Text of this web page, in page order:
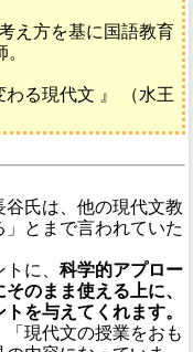
え方を基に国語教育
る現代文 』 （水王
氏は、他の現代文教
とまで言われていた
に、 科学的アプロー
のまま使える上に、
を与えてくれます。
「現代文の授業をおも